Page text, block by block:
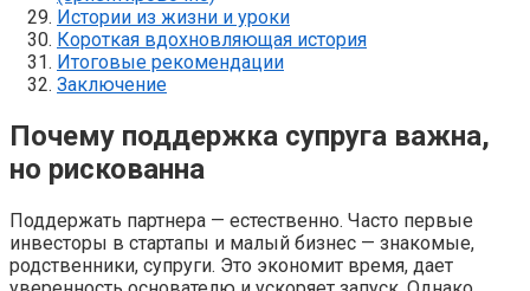
Истории из жизни и уроки
Короткая вдохновляющая история
Итоговые рекомендации
Заключение
Почему поддержка супруга важна,
но рискованна
Поддержать партнера — естественно. Часто первые
инвесторы в стартапы и малый бизнес — знакомые,
родственники, супруги. Это экономит время, дает